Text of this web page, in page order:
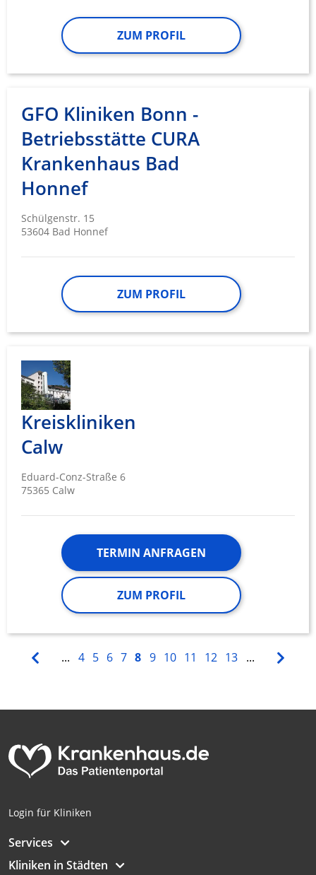
ZUM PROFIL
GFO Kliniken Bonn -
Betriebsstätte CURA
Krankenhaus Bad
Honnef
Schülgenstr. 15
53604 Bad Honnef
ZUM PROFIL
Kreiskliniken
Calw
Eduard-Conz-Straße 6
75365 Calw
TERMIN ANFRAGEN
ZUM PROFIL
... 4 5 6 7 8 9 10 11 12 13 ...
Login für Kliniken
Services
Kliniken in Städten